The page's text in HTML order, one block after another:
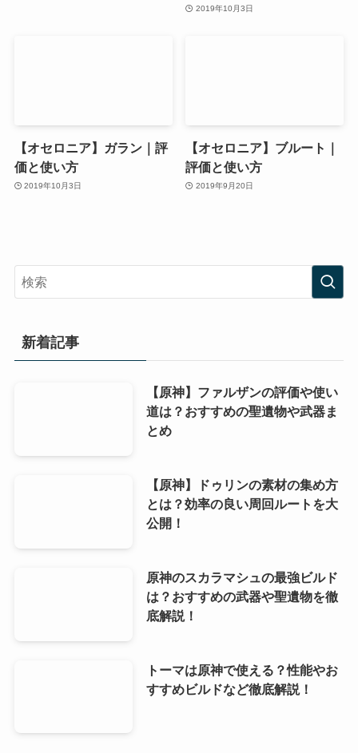
2019年10月3日
【オセロニア】ガラン｜評
価と使い方
2019年10月3日
【オセロニア】ブルート｜
評価と使い方
2019年9月20日
新着記事
【原神】ファルザンの評価や使い
道は？おすすめの聖遺物や武器ま
とめ
【原神】ドゥリンの素材の集め方
とは？効率の良い周回ルートを大
公開！
原神のスカラマシュの最強ビルド
は？おすすめの武器や聖遺物を徹
底解説！
トーマは原神で使える？性能やお
すすめビルドなど徹底解説！